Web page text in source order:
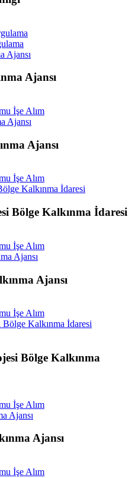
Ajansı
İşe Alım
Ajansı
İşe Alım
Bölge Kalkınma İdaresi
İşe Alım
Ajansı
İşe Alım
Bölge Kalkınma
İşe Alım
Ajansı
İşe Alım